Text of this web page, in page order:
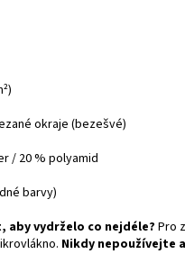
okraje (bezešvé)
/ 20 % polyamid
barvy)
vydrželo co nejdéle? Pro
Nikdy nepoužívejte